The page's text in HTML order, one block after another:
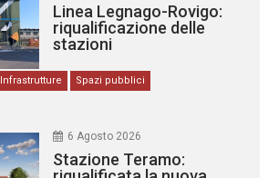
Linea Legnago-Rovigo:
riqualificazione delle
stazioni
Infrastrutture
Spazi pubblici
6 Agosto 2026
Stazione Teramo: